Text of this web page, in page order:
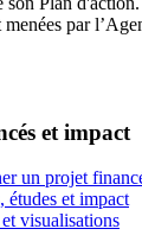
menées par
et impact
un projet
études et impact
visualisations